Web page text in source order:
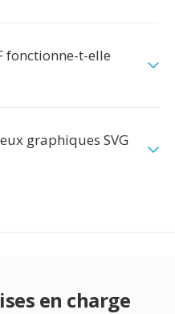
fonctionne-t-elle
graphiques SVG
en charge